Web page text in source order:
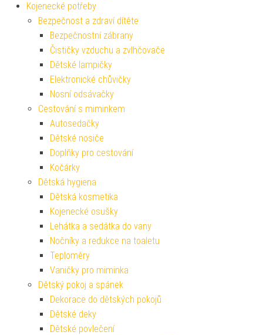
Kojenecké potřeby
Bezpečnost a zdraví dítěte
Bezpečnostní zábrany
Čističky vzduchu a zvlhčovače
Dětské lampičky
Elektronické chůvičky
Nosní odsávačky
Cestování s miminkem
Autosedačky
Dětské nosiče
Doplňky pro cestování
Kočárky
Dětská hygiena
Dětská kosmetika
Kojenecké osušky
Lehátka a sedátka do vany
Nočníky a redukce na toaletu
Teploměry
Vaničky pro miminka
Dětský pokoj a spánek
Dekorace do dětských pokojů
Dětské deky
Dětské povlečení